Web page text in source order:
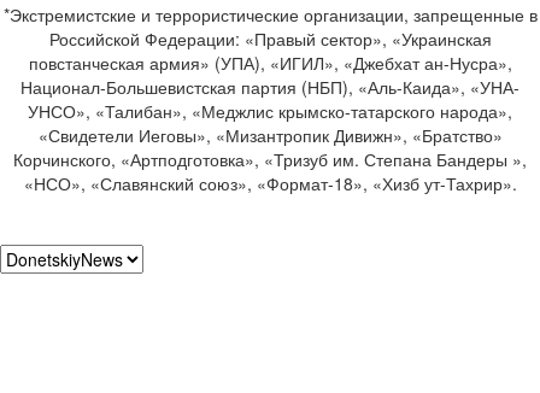
*Экстремистские и террористические организации, запрещенные в
Российской Федерации: «Правый сектор», «Украинская
повстанческая армия» (УПА), «ИГИЛ», «Джебхат ан-Нусра»,
Национал-Большевистская партия (НБП), «Аль-Каида», «УНА-
УНСО», «Талибан», «Меджлис крымско-татарского народа»,
«Свидетели Иеговы», «Мизантропик Дивижн», «Братство»
Корчинского, «Артподготовка», «Тризуб им. Степана Бандеры »,
«НСО», «Славянский союз», «Формат-18», «Хизб ут-Тахрир».